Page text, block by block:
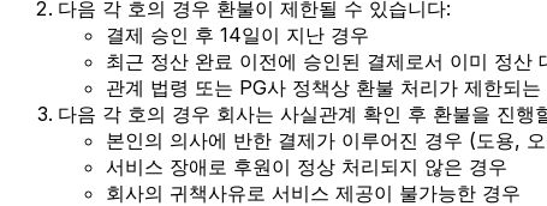
다음 각 호의 경우 환불이 제한될 수 있습니다:
결제 승인 후 14일이 지난 경우
최근 정산 완료 이전에 승인된 결제로서 이미 정산
관계 법령 또는 PG사 정책상 환불 처리가 제한되는
다음 각 호의 경우 회사는 사실관계 확인 후 환불을 진행
본인의 의사에 반한 결제가 이루어진 경우 (도용,
서비스 장애로 후원이 정상 처리되지 않은 경우
회사의 귀책사유로 서비스 제공이 불가능한 경우